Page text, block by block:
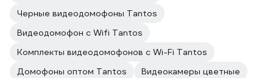
Черные видеодомофоны Tantos
Видеодомофон с Wifi Tantos
Комплекты видеодомофонов с Wi-Fi Tantos
Домофоны оптом Tantos
Видеокамеры цветные